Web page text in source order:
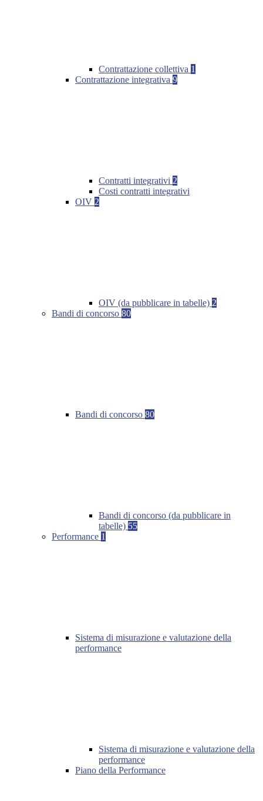
Contrattazione collettiva 1
Contrattazione integrativa 9
Contratti integrativi 2
Costi contratti integrativi
OIV 2
OIV (da pubblicare in tabelle) 2
Bandi di concorso 80
Bandi di concorso 80
Bandi di concorso (da pubblicare in
tabelle) 55
Performance 1
Sistema di misurazione e valutazione della
performance
Sistema di misurazione e valutazione della
performance
Piano della Performance